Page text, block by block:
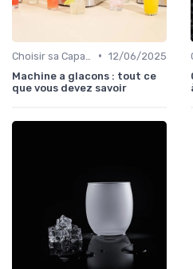
• 12/06/2025
Machine a glacons : tout ce
que vous devez savoir